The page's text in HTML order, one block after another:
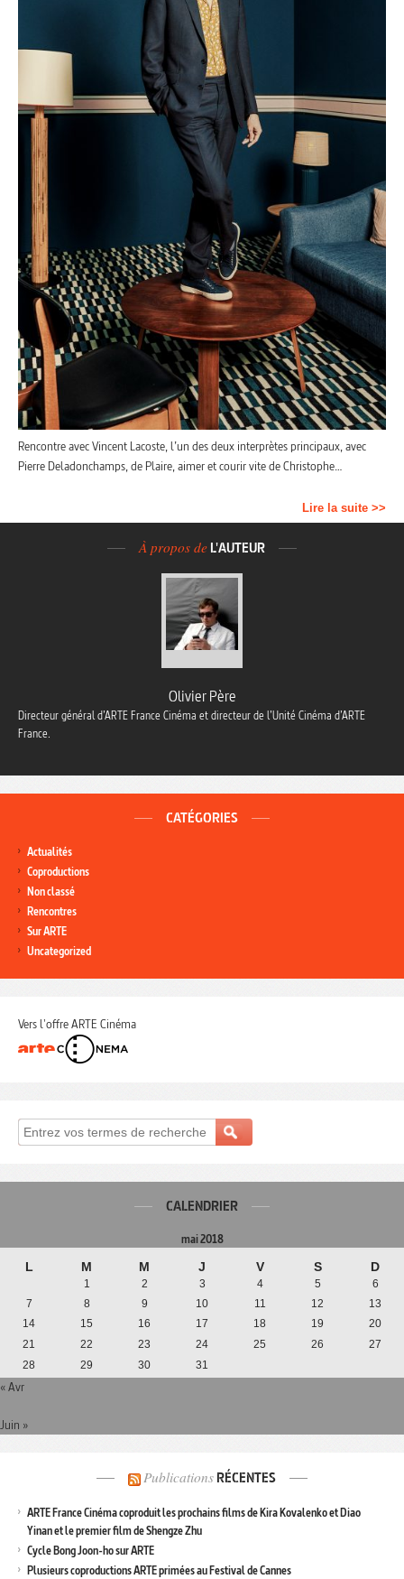
Rencontre avec Vincent Lacoste, l’un des deux interprètes principaux, avec
Pierre Deladonchamps, de Plaire, aimer et courir vite de Christophe…
Lire la suite >>
À propos de L'AUTEUR
Olivier Père
Directeur général d’ARTE France Cinéma et directeur de l’Unité Cinéma d’ARTE
France.
CATÉGORIES
Actualités
Coproductions
Non classé
Rencontres
Sur ARTE
Uncategorized
Vers l'offre ARTE Cinéma
CALENDRIER
mai 2018
L M M J V S D
1 2 3 4 5
6
7
8 9 10 11 12
13
14
15 16 17 18 19
20
21
22 23 24 25 26
27
28
29 30 31
« Avr
Juin »
Publications RÉCENTES
ARTE France Cinéma coproduit les prochains films de Kira Kovalenko et Diao
Yinan et le premier film de Shengze Zhu
Cycle Bong Joon-ho sur ARTE
Plusieurs coproductions ARTE primées au Festival de Cannes